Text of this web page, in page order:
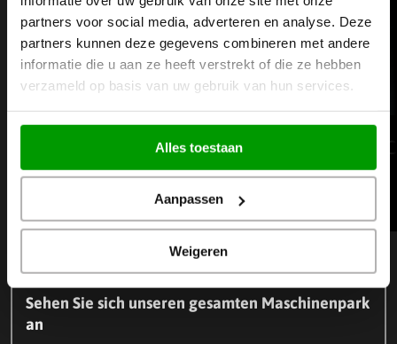
partners voor social media, adverteren en analyse. Deze
partners kunnen deze gegevens combineren met andere
informatie die u aan ze heeft verstrekt of die ze hebben
verzameld op basis van uw gebruik van hun services.
Alles toestaan
Aanpassen
Weigeren
CNC-Fräsmaschinen
Weiterlesen
Sehen Sie sich unseren gesamten Maschinenpark
an
i
t
r
r
ü